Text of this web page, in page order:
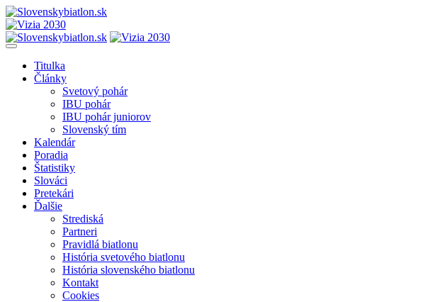
Titulka
Články
Svetový pohár
IBU pohár
IBU pohár juniorov
Slovenský tím
Kalendár
Poradia
Štatistiky
Slováci
Pretekári
Ďalšie
Strediská
Partneri
Pravidlá biatlonu
História svetového biatlonu
História slovenského biatlonu
Kontakt
Cookies